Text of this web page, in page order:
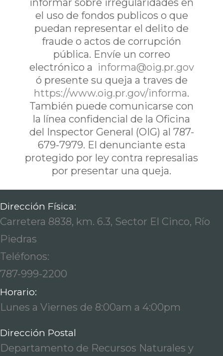
informar sobre irregularidades en
el uso de fondos publicos o que
puedan representar el delito de
fraude o actos de corrupción
pública. Envíe un correo
electrónico a informa@oig.pr.gov
ó presente su queja a traves de
https://www.oig.pr.gov/informa.
También puede comunicarse con
la línea confidencial de la Oficina
del Inspector General (OIG) al 787-
679-7979. El denunciante esta
protegido por ley contra represalias
por presentar una queja.
Dirección Física:
Carretera 8838, km. 6.3, Sector El Cinco, Río
Piedras
Teléfonos:
787-999-2200
Horario:
Lunes a Viernes de 8:00am a 4:00pm
Dirección Postal
Departamento de Recursos Naturales y